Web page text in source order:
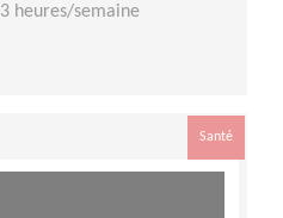
3 heures/semaine
Santé